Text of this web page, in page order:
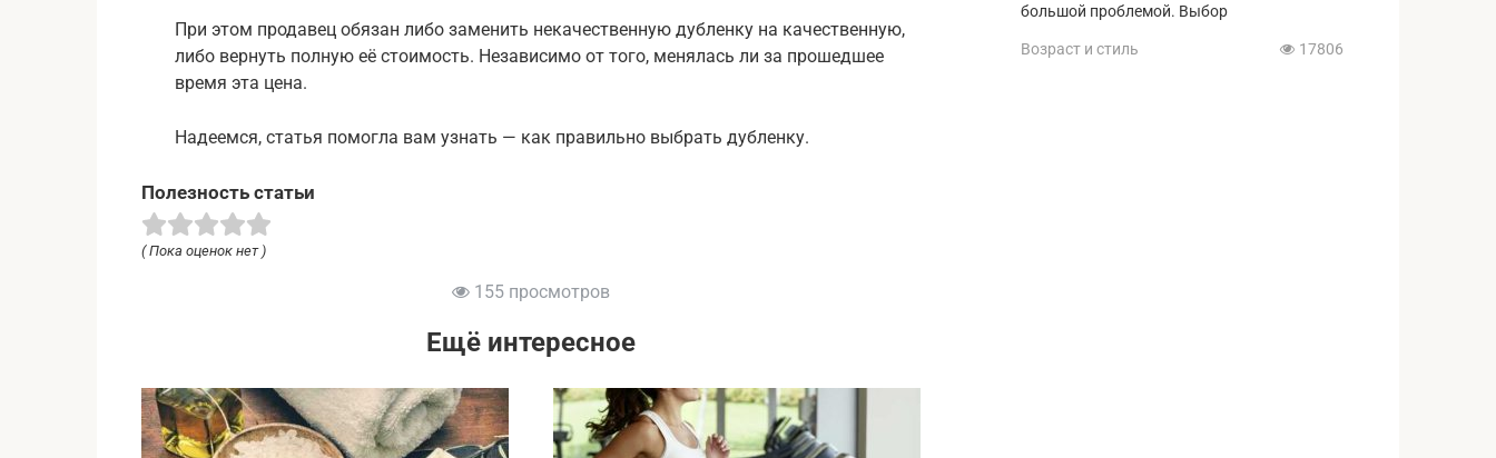
При этом продавец обязан либо заменить некачественную дубленку на качественную,
либо вернуть полную её стоимость. Независимо от того, менялась ли за прошедшее
время эта цена.
Надеемся, статья помогла вам узнать — как правильно выбрать дубленку.
Полезность статьи
( Пока оценок нет )
155 просмотров
Ещё интересное
большой проблемой. Выбор
Возраст и стиль 17806